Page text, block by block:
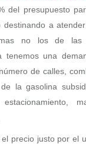
del presupuesto
destinando a
no los de las
tenemos una
de calles,
la gasolina
precio justo por el